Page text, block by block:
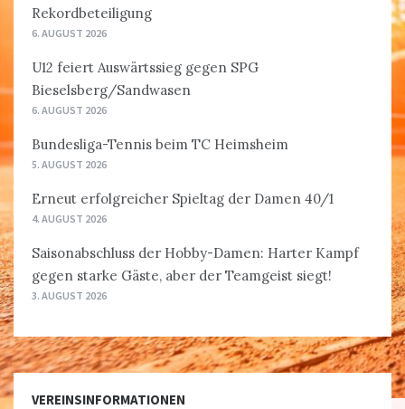
Rekordbeteiligung
6. AUGUST 2026
U12 feiert Auswärtssieg gegen SPG
Bieselsberg/Sandwasen
6. AUGUST 2026
Bundesliga-Tennis beim TC Heimsheim
5. AUGUST 2026
Erneut erfolgreicher Spieltag der Damen 40/1
4. AUGUST 2026
Saisonabschluss der Hobby-Damen: Harter Kampf
gegen starke Gäste, aber der Teamgeist siegt!
3. AUGUST 2026
VEREINSINFORMATIONEN